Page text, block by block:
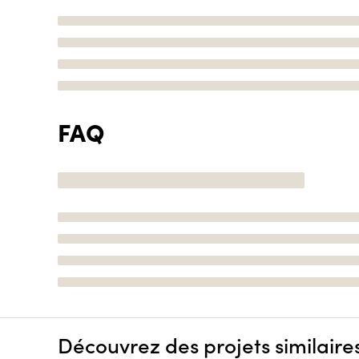
FAQ
Découvrez des projets